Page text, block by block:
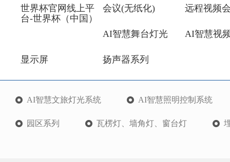
世界杯官网线上平
台-世界杯（中国）
会议(无纸化) 远程视频
AI智慧舞台灯光 AI智慧视
显示屏 扬声器系列
AI智慧文旅灯光系统 AI智慧照明控制系统
园区系列 瓦楞灯、墙角灯、窗台灯